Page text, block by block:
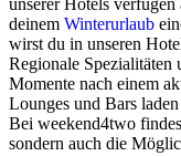
unserer Hotels
deinem Winterurlaub
wirst du in unseren
Regionale Spezialitäten
Momente nach einem
Lounges und Bars
Bei weekend4two
sondern auch die